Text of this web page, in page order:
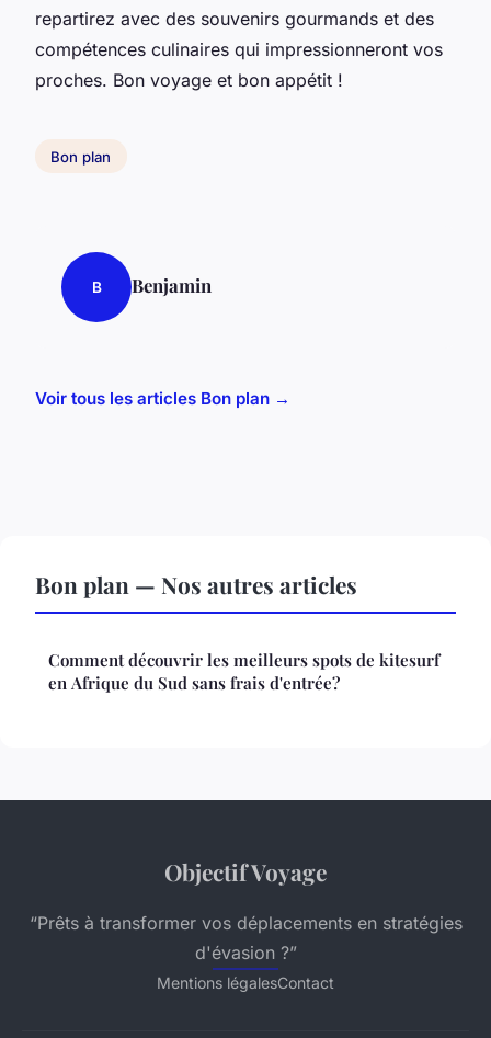
repartirez avec des souvenirs gourmands et des
compétences culinaires qui impressionneront vos
proches. Bon voyage et bon appétit !
Bon plan
B Benjamin
Voir tous les articles Bon plan →
Bon plan — Nos autres articles
Comment découvrir les meilleurs spots de kitesurf
en Afrique du Sud sans frais d'entrée?
Objectif Voyage
“Prêts à transformer vos déplacements en stratégies
d'évasion ?”
Mentions légalesContact